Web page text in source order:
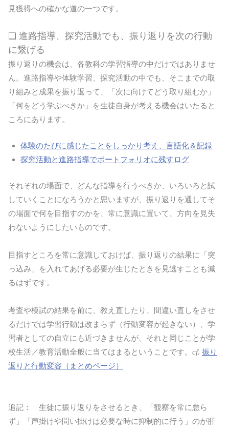
見獲得への確かな道の一つです。
❏ 進路指導、探究活動でも、振り返りを次の行動
に繋げる
振り返りの機会は、各教科の学習指導の中だけではありませ
ん。進路指導や体験学習、探究活動の中でも、そこまでの取
り組みと成果を振り返って、「次に向けてどう取り組むか」
「何をどう学ぶべきか」を生徒自身が考える機会はいたると
ころにあります。
体験のたびに感じたことをしっかり考え、言語化＆記録
探究活動と進路指導でポートフォリオに残すログ
それぞれの場面で、どんな指導を行うべきか、いろいろと試
していくことになろうかと思いますが、振り返りを通してそ
の場面で何を目指すのかを、常に意識に置いて、方向を見失
わないようにしたいものです。
目指すところを常に意識しておけば、振り返りの結果に「突
っ込み」を入れてあげる必要が生じたときを見逃すことも減
るはずです。
考査や模試の結果を前に、教え直したり、間違い直しをさせ
るだけでは学習行動は改まらず（行動変容が起きない）、学
習者としての自立にも近づきませんが、それと同じことが学
校生活／教育活動全般に当てはまるということです。 cf. 振り
返りと行動変容（まとめページ）
追記： 生徒に振り返りをさせるとき、「観察を常に怠ら
ず」「声掛けや問い掛けは必要な時に抑制的に行う」のが肝